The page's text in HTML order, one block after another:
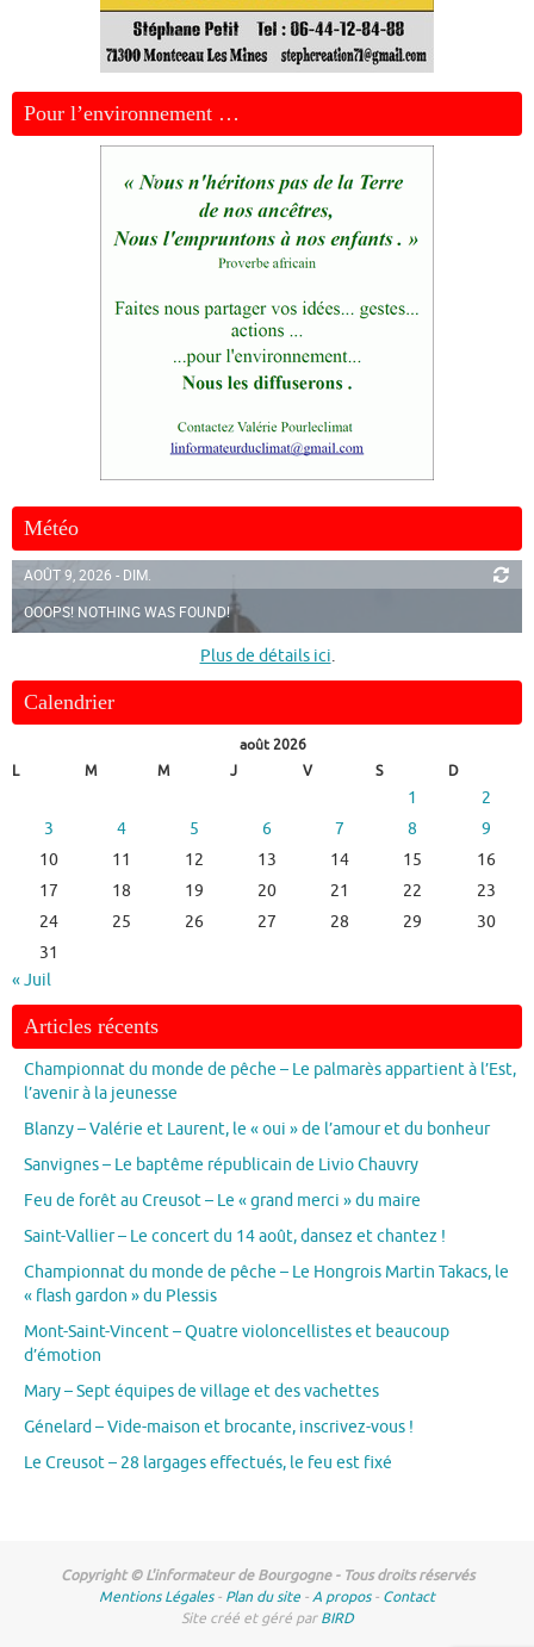
Pour l’environnement …
Météo
AOÛT 9, 2026 - DIM.
OOOPS! NOTHING WAS FOUND!
Plus de détails ici.
Calendrier
août 2026
L
M M J V S D
1
2
3
4 5 6 7 8
9
10
11 12 13 14 15
16
17
18 19 20 21 22
23
24
25 26 27 28 29
30
31
« Juil
Articles récents
Championnat du monde de pêche – Le palmarès appartient à l’Est,
l’avenir à la jeunesse
Blanzy – Valérie et Laurent, le « oui » de l’amour et du bonheur
Sanvignes – Le baptême républicain de Livio Chauvry
Feu de forêt au Creusot – Le « grand merci » du maire
Saint-Vallier – Le concert du 14 août, dansez et chantez !
Championnat du monde de pêche – Le Hongrois Martin Takacs, le
« flash gardon » du Plessis
Mont-Saint-Vincent – Quatre violoncellistes et beaucoup
d’émotion
Mary – Sept équipes de village et des vachettes
Génelard – Vide-maison et brocante, inscrivez-vous !
Le Creusot – 28 largages effectués, le feu est fixé
Copyright © L'informateur de Bourgogne - Tous droits réservés
Mentions Légales- Plan du site -A propos- Contact
Site créé et géré parBIRD